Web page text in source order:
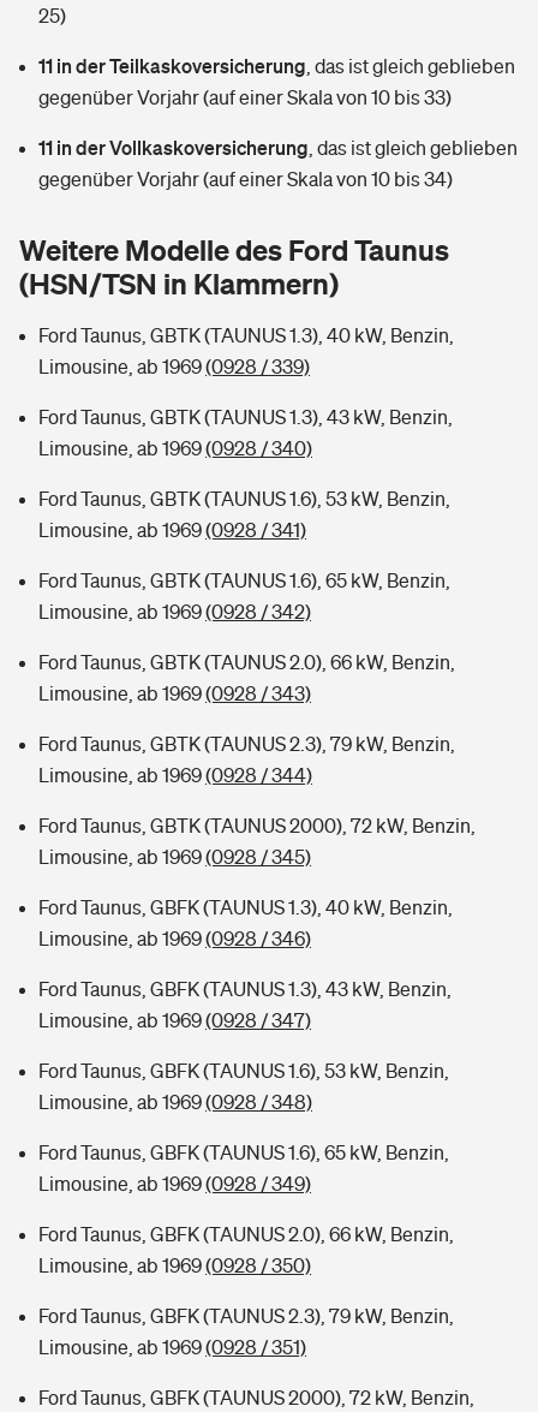
Sie haben Fragen?
Restkreditversicherung
Hochwasser-Check: Wie gefährdet ist Ihr Haus?
Wer versichert was: Jetzt Versicherer finden
Sie haben Fragen?
Hundehalter-Haftpflicht
Private Cyberversicherung
Musikinstrumentenversicherung
Zur Übersicht
Tools
Kinderunfall-Check: Mehr Sicherheit für deine Kids
Sie haben Fragen?
Zur Übersicht
Tools
Wer versichert was: Jetzt Versicherer finden
Sie haben Fragen?
Rentenrechner: Wie viel Geld bekomme ich im Alter?
25)
11 in der Teilkaskoversicherung das ist gleich geblieben
gegenüber Vorjahr (auf einer Skala von 10 bis 33)
11 in der Vollkaskoversicherung das ist gleich geblieben
gegenüber Vorjahr (auf einer Skala von 10 bis 34)
Weitere Modelle des Ford Taunus
(HSN/TSN in Klammern)
Ford Taunus, GBTK (TAUNUS 1.3), 40 kW, Benzin,
Limousine, ab 1969(0928 / 339)
Ford Taunus, GBTK (TAUNUS 1.3), 43 kW, Benzin,
Limousine, ab 1969(0928 / 340)
Ford Taunus, GBTK (TAUNUS 1.6), 53 kW, Benzin,
Limousine, ab 1969(0928 / 341)
Ford Taunus, GBTK (TAUNUS 1.6), 65 kW, Benzin,
Limousine, ab 1969(0928 / 342)
Ford Taunus, GBTK (TAUNUS 2.0), 66 kW, Benzin,
Limousine, ab 1969(0928 / 343)
Ford Taunus, GBTK (TAUNUS 2.3), 79 kW, Benzin,
Limousine, ab 1969(0928 / 344)
Ford Taunus, GBTK (TAUNUS 2000), 72 kW, Benzin,
Limousine, ab 1969(0928 / 345)
Ford Taunus, GBFK (TAUNUS 1.3), 40 kW, Benzin,
Limousine, ab 1969(0928 / 346)
Ford Taunus, GBFK (TAUNUS 1.3), 43 kW, Benzin,
Limousine, ab 1969(0928 / 347)
Ford Taunus, GBFK (TAUNUS 1.6), 53 kW, Benzin,
Limousine, ab 1969(0928 / 348)
Ford Taunus, GBFK (TAUNUS 1.6), 65 kW, Benzin,
Limousine, ab 1969(0928 / 349)
Ford Taunus, GBFK (TAUNUS 2.0), 66 kW, Benzin,
Limousine, ab 1969(0928 / 350)
Ford Taunus, GBFK (TAUNUS 2.3), 79 kW, Benzin,
Limousine, ab 1969(0928 / 351)
Ford Taunus, GBFK (TAUNUS 2000), 72 kW, Benzin,